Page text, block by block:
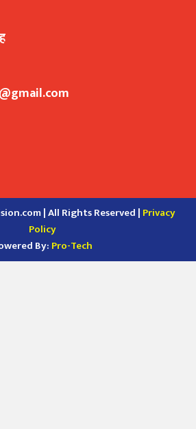
| All Rights Reserved | Privacy
Policy
By:Pro-Tech